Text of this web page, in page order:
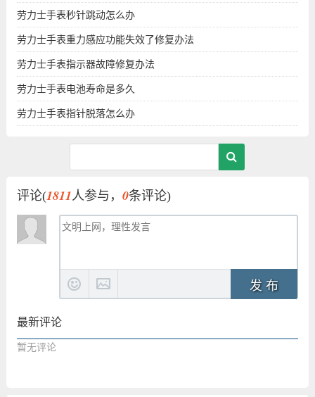
劳力士手表秒针跳动怎么办
劳力士手表重力感应功能失效了修复办法
劳力士手表指示器故障修复办法
劳力士手表电池寿命是多久
劳力士手表指针脱落怎么办
评论(1811人参与， 0条评论)
发 布
最新评论
暂无评论